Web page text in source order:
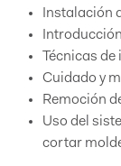
Instalación
Técnicas
Cuidado y
Remoción
Uso del
cortar